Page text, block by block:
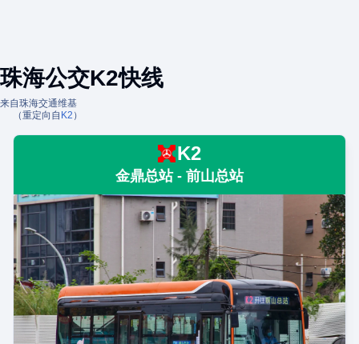
珠海公交K2快线
来自珠海交通维基
（重定向自 K2 ）
K2
金鼎总站 - 前山总站